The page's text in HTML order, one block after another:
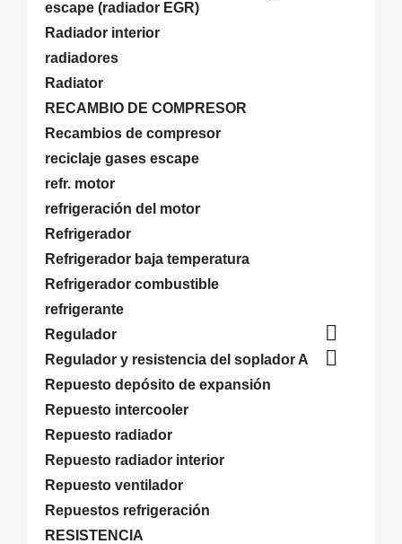
escape (radiador EGR)
Radiador interior
radiadores
Radiator
RECAMBIO DE COMPRESOR
Recambios de compresor
reciclaje gases escape
refr. motor
refrigeración del motor
Refrigerador
Refrigerador baja temperatura
Refrigerador combustible
refrigerante
Regulador

Regulador y resistencia del soplador A 
Repuesto depósito de expansión
Repuesto intercooler
Repuesto radiador
Repuesto radiador interior
Repuesto ventilador
Repuestos refrigeración
RESISTENCIA